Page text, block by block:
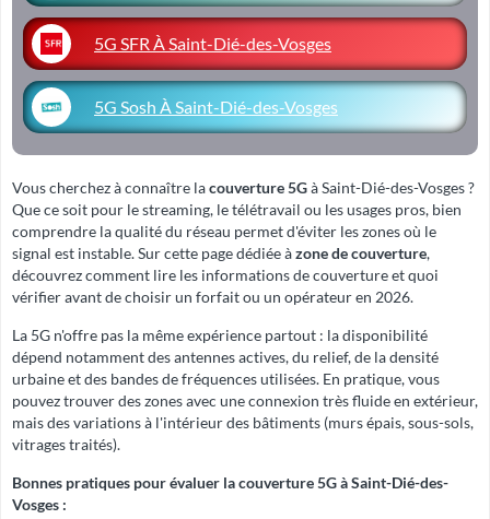
5G SFR À Saint-Dié-des-Vosges
5G Sosh À Saint-Dié-des-Vosges
Vous cherchez à connaître lacouverture 5Gà Saint-Dié-des-Vosges ?
Que ce soit pour le streaming, le télétravail ou les usages pros, bien
comprendre la qualité du réseau permet d'éviter les zones où le
signal est instable. Sur cette page dédiée àzone de couverture,
découvrez comment lire les informations de couverture et quoi
vérifier avant de choisir un forfait ou un opérateur en 2026.
La 5G n'offre pas la même expérience partout : la disponibilité
dépend notamment des antennes actives, du relief, de la densité
urbaine et des bandes de fréquences utilisées. En pratique, vous
pouvez trouver des zones avec une connexion très fluide en extérieur,
mais des variations à l'intérieur des bâtiments (murs épais, sous-sols,
vitrages traités).
Bonnes pratiques pour évaluer la couverture 5G à Saint-Dié-des-
Vosges :